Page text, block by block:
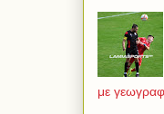
με